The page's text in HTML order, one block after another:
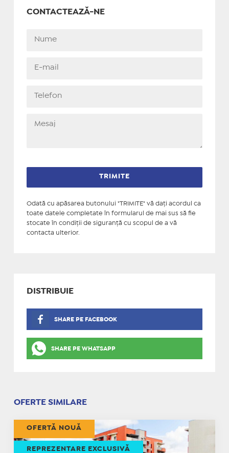
CONTACTEAZĂ-NE
Odată cu apăsarea butonului "TRIMITE" vă daţi acordul ca
toate datele completate în formularul de mai sus să fie
stocate în condiţii de siguranţă cu scopul de a vă
contacta ulterior.
DISTRIBUIE
SHARE PE FACEBOOK
SHARE PE WHATSAPP
OFERTE SIMILARE
OFERTĂ NOUĂ
REPREZENTARE EXCLUSIVĂ